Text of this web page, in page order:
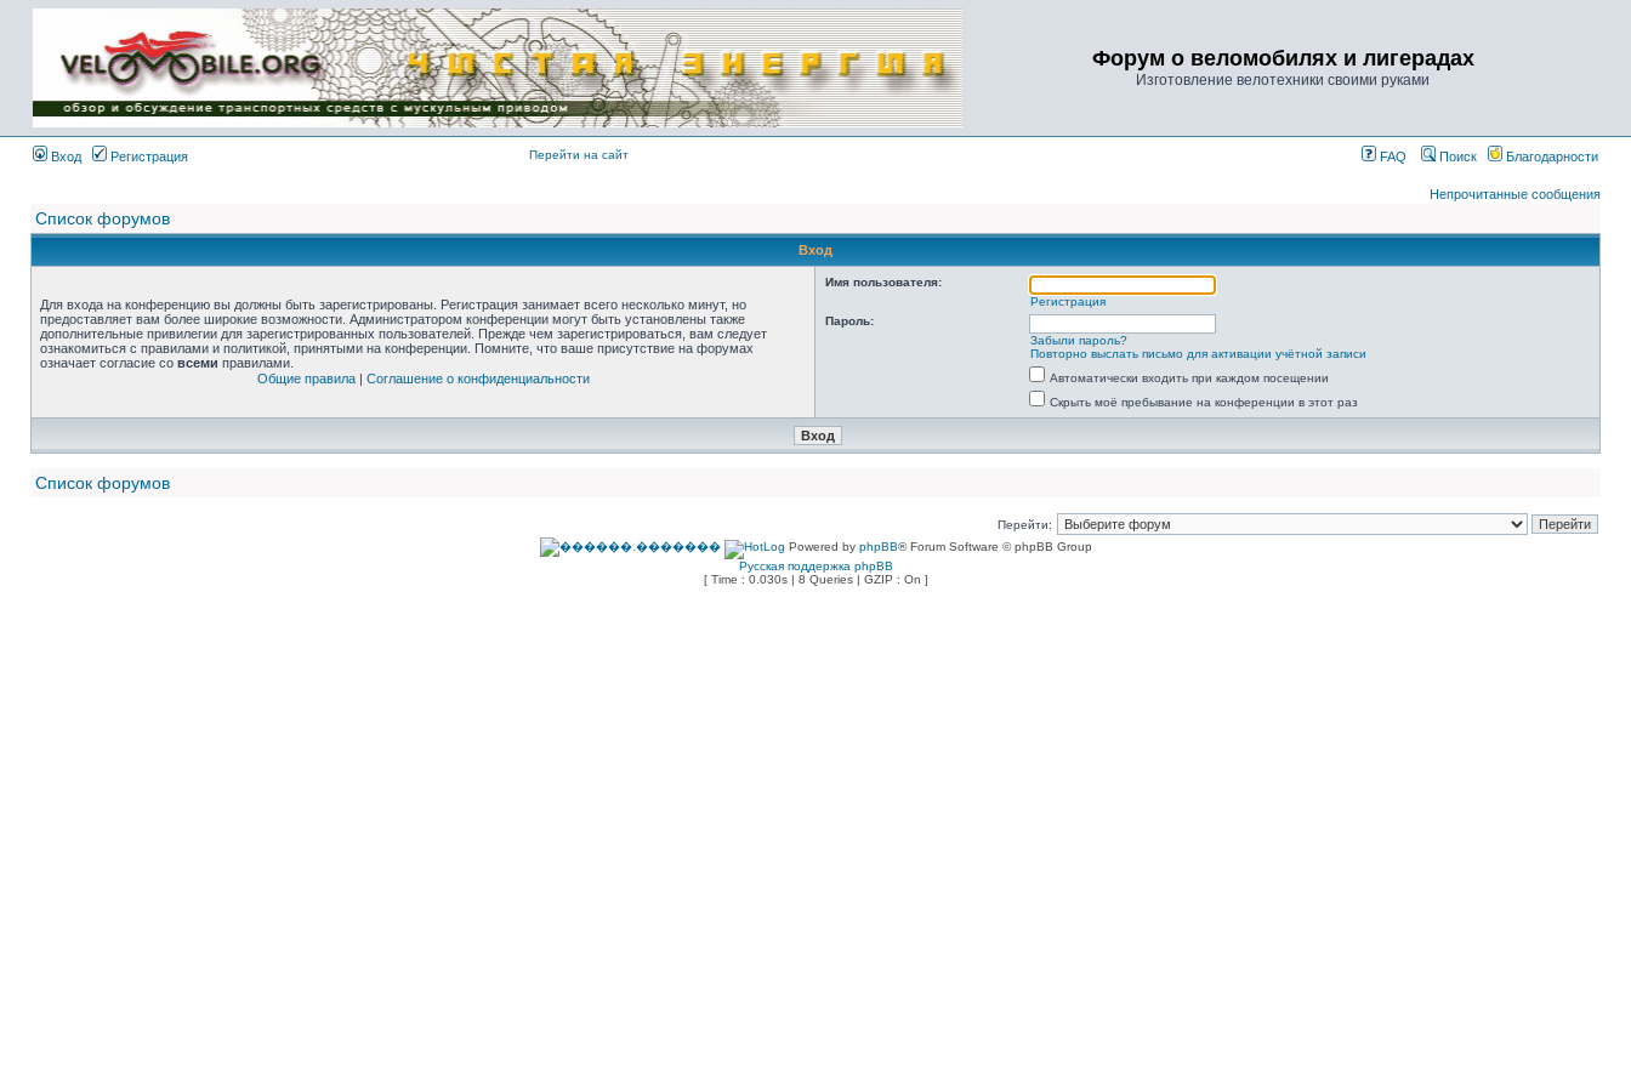
Форум о веломобилях и лигерадах
Изготовление велотехники своими руками
Вход Регистрация Перейти на сайт FAQ Поиск Благодарности
Непрочитанные сообщения
Список форумов
Вход
Для входа на конференцию вы должны быть зарегистрированы. Регистрация занимает всего несколько минут, но
предоставляет вам более широкие возможности. Администратором конференции могут быть установлены также
дополнительные привилегии для зарегистрированных пользователей. Прежде чем зарегистрироваться, вам следует
ознакомиться с правилами и политикой, принятыми на конференции. Помните, что ваше присутствие на форумах
означает согласие со всеми правилами.
Общие правила| Соглашение о конфиденциальности
Имя пользователя:
Регистрация
Пароль:
Забыли пароль?
Повторно выслать письмо для активации учётной записи
Автоматически входить при каждом посещении
Скрыть моё пребывание на конференции в этот раз
Список форумов
Перейти:
Powered by phpBB® Forum Software © phpBB Group
Русская поддержка phpBB
[ Time : 0.030s | 8 Queries | GZIP : On ]